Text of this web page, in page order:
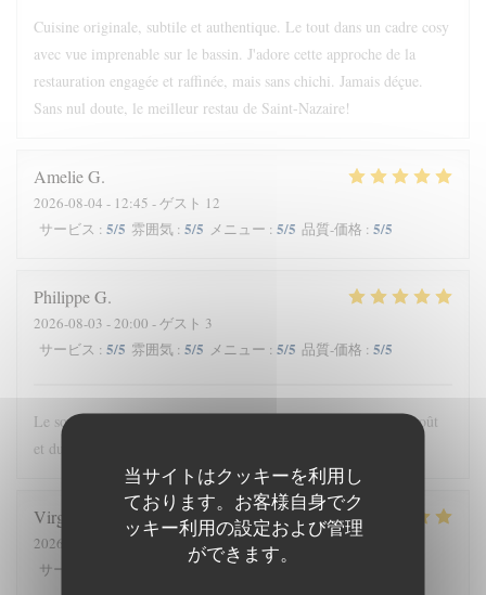
当サイトはクッキーを利用し
ております。お客様自身でク
ッキー利用の設定および管理
ができます。
Cuisine originale, subtile et authentique. Le tout dans un cadre cosy
avec vue imprenable sur le bassin. J'adore cette approche de la
restauration engagée et raffinée, mais sans chichi. Jamais déçue.
Sans nul doute, le meilleur restau de Saint-Nazaire!
AmelieG
2026-08-04 - 12:45 - ゲスト 12
サービス : 5/5 雰囲気 : 5/5 メニュー : 5/5 品質-価格 : 5/5
PhilippeG
2026-08-03 - 20:00 - ゲスト 3
サービス : 5/5 雰囲気 : 5/5 メニュー : 5/5 品質-価格 : 5/5
Le souci de la recherche et du changement dans le respect du goût
et du u service…
Virginie
2026-08-01
- 19:00 - ゲスト 2
サービス
5/5 メニュー : 5/5